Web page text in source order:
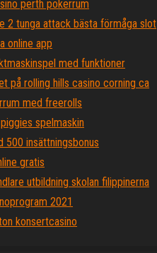
perth pokerrum
2 tunga attack bästa förmåga slot
online app
med funktioner
på rolling hills casino corning ca
med freerolls
spelmaskin
500 insättningsbonus
gratis
utbildning skolan filippinerna
2021
konsertcasino